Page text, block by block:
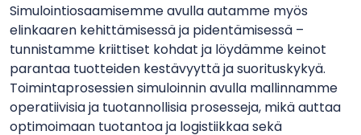
Simulointiosaamisemme avulla autamme myös
elinkaaren kehittämisessä ja pidentämisessä –
tunnistamme kriittiset kohdat ja löydämme keinot
parantaa tuotteiden kestävyyttä ja suorituskykyä.
Toimintaprosessien simuloinnin avulla mallinnamme
operatiivisia ja tuotannollisia prosesseja, mikä auttaa
optimoimaan tuotantoa ja logistiikkaa sekä